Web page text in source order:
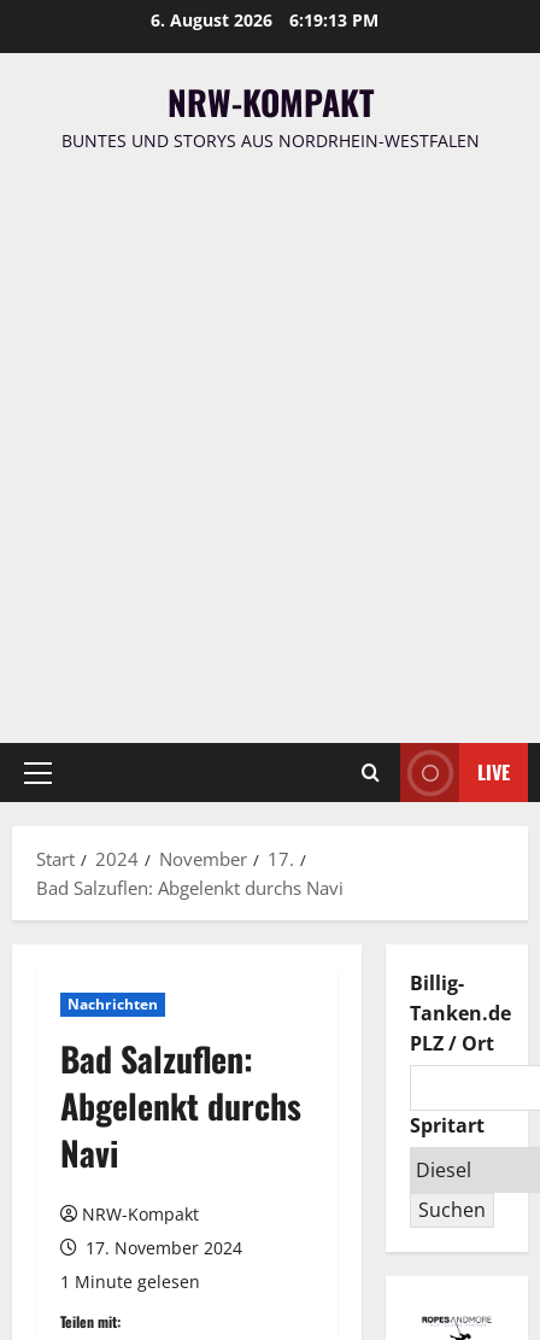
6. August 2026 6:19:13 PM
NRW-KOMPAKT
BUNTES UND STORYS AUS NORDRHEIN-WESTFALEN
Primäres
LIVE
Start 2024 November
17.
Bad Salzuflen: Abgelenkt durchs Navi
Nachrichten
Bad Salzuflen:
Abgelenkt durchs
Navi
NRW-Kompakt
17. November 2024
1 Minute gelesen
Teilen mit:
Billig-
Tanken.de
PLZ / Ort
Spritart
Suchen